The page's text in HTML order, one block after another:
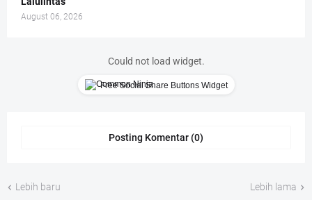
August 06, 2026
Could not load widget.
Free Social Share Buttons Widget
Posting Komentar (0)
Lebih baru Lebih lama